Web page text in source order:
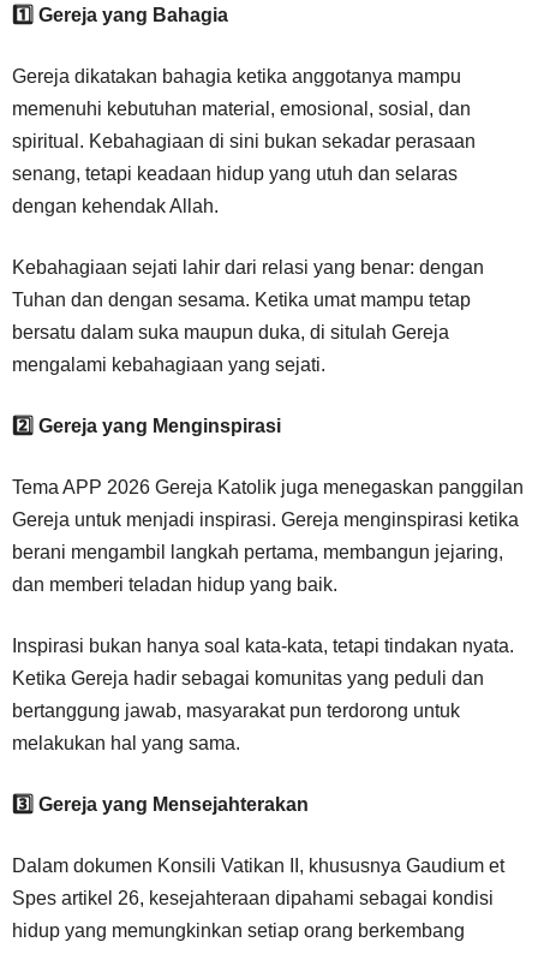
1️ ⃣ Gereja yang Bahagia
Gereja dikatakan bahagia ketika anggotanya mampu
memenuhi kebutuhan material, emosional, sosial, dan
spiritual. Kebahagiaan di sini bukan sekadar perasaan
senang, tetapi keadaan hidup yang utuh dan selaras
dengan kehendak Allah.
Kebahagiaan sejati lahir dari relasi yang benar: dengan
Tuhan dan dengan sesama. Ketika umat mampu tetap
bersatu dalam suka maupun duka, di situlah Gereja
mengalami kebahagiaan yang sejati.
2️ ⃣ Gereja yang Menginspirasi
Tema APP 2026 Gereja Katolik juga menegaskan panggilan
Gereja untuk menjadi inspirasi. Gereja menginspirasi ketika
berani mengambil langkah pertama, membangun jejaring,
dan memberi teladan hidup yang baik.
Inspirasi bukan hanya soal kata-kata, tetapi tindakan nyata.
Ketika Gereja hadir sebagai komunitas yang peduli dan
bertanggung jawab, masyarakat pun terdorong untuk
melakukan hal yang sama.
3️ ⃣ Gereja yang Mensejahterakan
Dalam dokumen Konsili Vatikan II, khususnya Gaudium et
Spes artikel 26, kesejahteraan dipahami sebagai kondisi
hidup yang memungkinkan setiap orang berkembang